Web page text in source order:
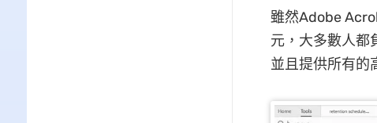
雖然Adobe
元，大多數人都
並且提供所有的